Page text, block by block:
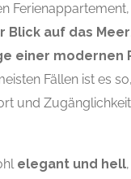
Blick auf das Meer
einer modernen
Fällen ist es
und
elegant und hell